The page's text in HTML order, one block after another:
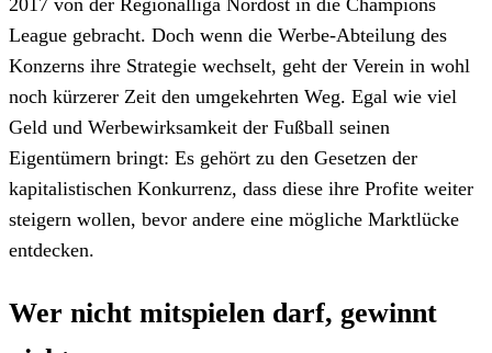
League gebracht. Doch wenn die Werbe-Abteilung des
Konzerns ihre Strategie wechselt, geht der Verein in wohl
noch kürzerer Zeit den umgekehrten Weg. Egal wie viel
Geld und Werbewirksamkeit der Fußball seinen
Eigentümern bringt: Es gehört zu den Gesetzen der
kapitalistischen Konkurrenz, dass diese ihre Profite weiter
steigern wollen, bevor andere eine mögliche Marktlücke
entdecken.
Wer nicht mitspielen darf, gewinnt